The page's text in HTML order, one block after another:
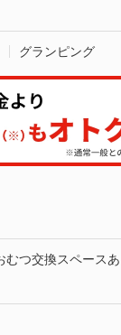
グランピング
むつ交換スペースあ